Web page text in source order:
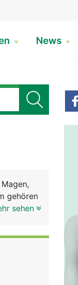
News
gehören
Nahrung
sehen